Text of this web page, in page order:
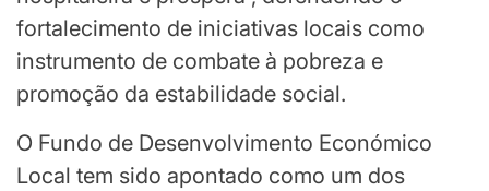
fortalecimento de iniciativas locais como
instrumento de combate à pobreza e
promoção da estabilidade social.
O Fundo de Desenvolvimento Económico
Local tem sido apontado como um dos